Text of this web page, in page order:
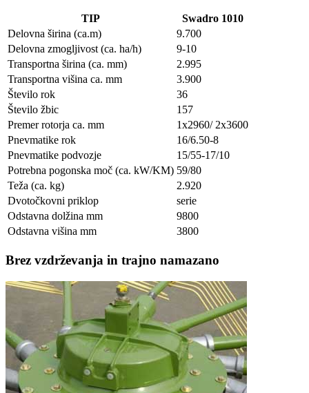
TIP
Swadro 1010
Delovna širina (ca.m)
9.700
Delovna zmogljivost (ca. ha/h)
9-10
Transportna širina (ca. mm)
2.995
Transportna višina ca. mm
3.900
Število rok
36
Število žbic
157
Premer rotorja ca. mm
1x2960/ 2x3600
Pnevmatike rok
16/6.50-8
Pnevmatike podvozje
15/55-17/10
Potrebna pogonska moč (ca. kW/KM) 59/80
Teža (ca. kg)
2.920
Dvotočkovni priklop
serie
Odstavna dolžina mm
9800
Odstavna višina mm
3800
Brez vzdrževanja in trajno namazano